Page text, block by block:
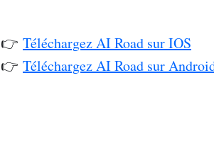
👉 Téléchargez AI Road sur IOS
👉 Téléchargez AI Road sur